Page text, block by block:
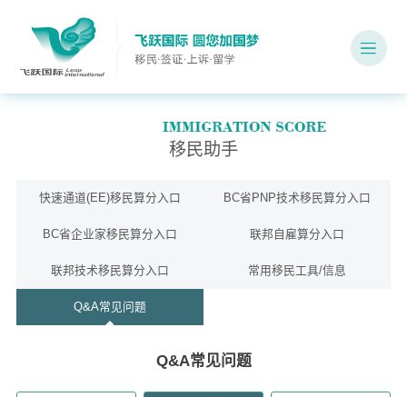
移民助手
快速通道(EE)移民算分入口 BC省PNP技术移民算分入口
BC省企业家移民算分入口 联邦自雇算分入口
联邦技术移民算分入口 常用移民工具/信息
Q&A常见问题
Q&A常见问题